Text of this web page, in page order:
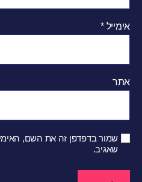
אימייל*
אתר
שמור בדפדפן זה את השם,
שאגיב.